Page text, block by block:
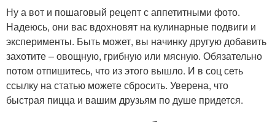
Ну а вот и пошаговый рецепт с аппетитными фото.
Надеюсь, они вас вдохновят на кулинарные подвиги и
эксперименты. Быть может, вы начинку другую добавить
захотите – овощную, грибную или мясную. Обязательно
потом отпишитесь, что из этого вышло. И в соц сеть
ссылку на статью можете сбросить. Уверена, что
быстрая пицца и вашим друзьям по душе придется.